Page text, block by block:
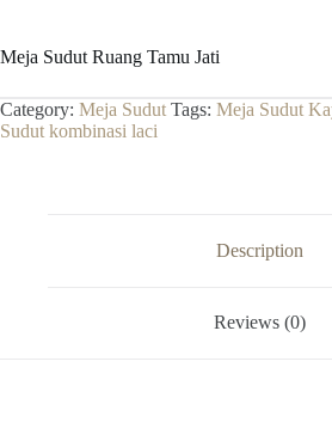
Meja Sudut Ruang Tamu Jati
Category: Meja Sudut Tags: Meja Sudut
Sudut kombinasi laci
Description
Reviews (0)